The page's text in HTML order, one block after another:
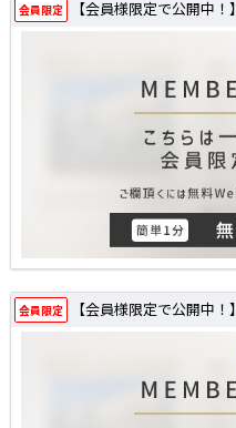
会員限定 【会員様限定で公開中！】
会員限定 【会員様限定で公開中！】